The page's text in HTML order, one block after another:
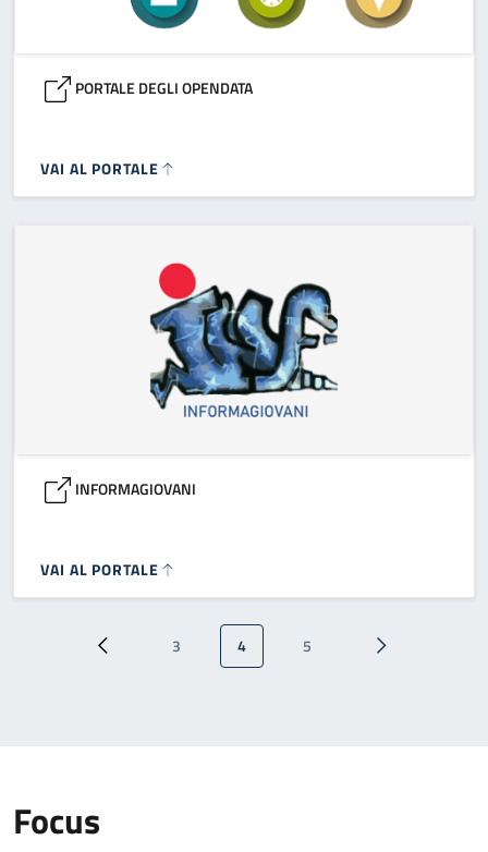
PORTALE DEGLI OPENDATA
VAI AL PORTALE
INFORMAGIOVANI
VAI AL PORTALE
Paginazione
Pagina precedente
Pagina
3 Pagina attuale
4 Pagina
5 Pagina
Focus